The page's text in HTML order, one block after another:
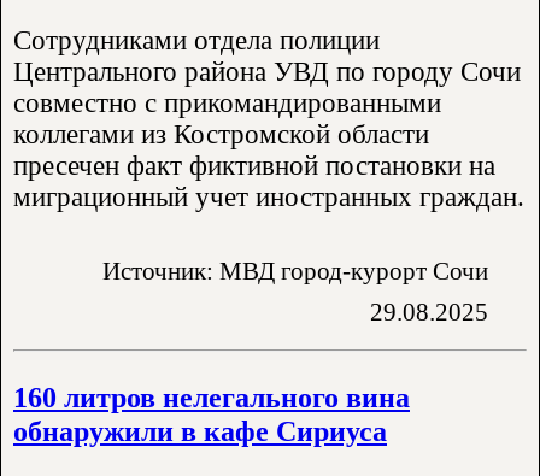
Сотрудниками отдела полиции
Центрального района УВД по городу Сочи
совместно с прикомандированными
коллегами из Костромской области
пресечен факт фиктивной постановки на
миграционный учет иностранных граждан.
Источник: МВД город-курорт Сочи
29.08.2025
160 литров нелегального вина
обнаружили в кафе Сириуса